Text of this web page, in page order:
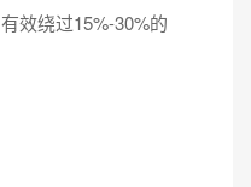
效绕过15%-30%的